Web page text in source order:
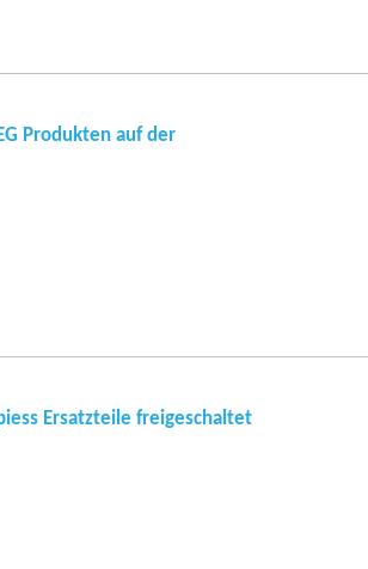
Produkten auf der
Ersatzteile freigeschaltet